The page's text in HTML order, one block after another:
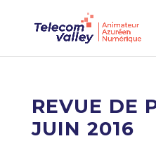
REVUE DE
JUIN 2016